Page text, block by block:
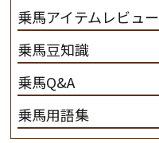
乗馬アイテムレビュー
乗馬豆知識
乗馬Q&A
乗馬用語集